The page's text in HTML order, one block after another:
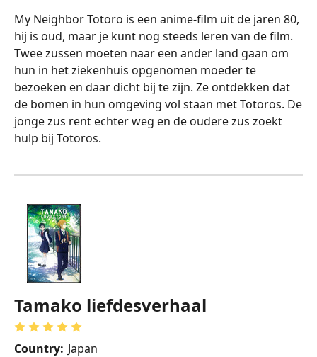
My Neighbor Totoro is een anime-film uit de jaren 80,
hij is oud, maar je kunt nog steeds leren van de film.
Twee zussen moeten naar een ander land gaan om
hun in het ziekenhuis opgenomen moeder te
bezoeken en daar dicht bij te zijn. Ze ontdekken dat
de bomen in hun omgeving vol staan met Totoros. De
jonge zus rent echter weg en de oudere zus zoekt
hulp bij Totoros.
Tamako liefdesverhaal
Country: Japan